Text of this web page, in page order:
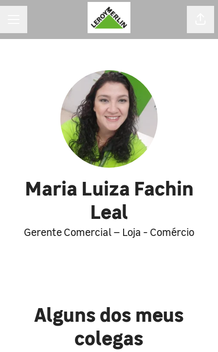
Maria Luiza Fachin
Leal
Gerente Comercial – Loja - Comércio
Alguns dos meus
colegas